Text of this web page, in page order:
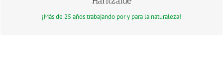
¡Más de 25 años trabajando por y para la naturaleza!